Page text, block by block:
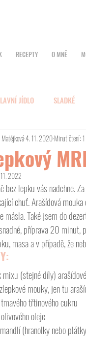
RECEPTY O MNĚ
JÍDLO SLADKÉ
4. 11. 2020Minut čtení: 1
2022
bez lepku vás nadchne.
chuť. Arašídová
másla. Také jsem do
příprava 20 minut,
masa a v případě, že
mixu (stejné díly)
mouky, jen tu
třtinového cukru
oleje
(hranolky nebo